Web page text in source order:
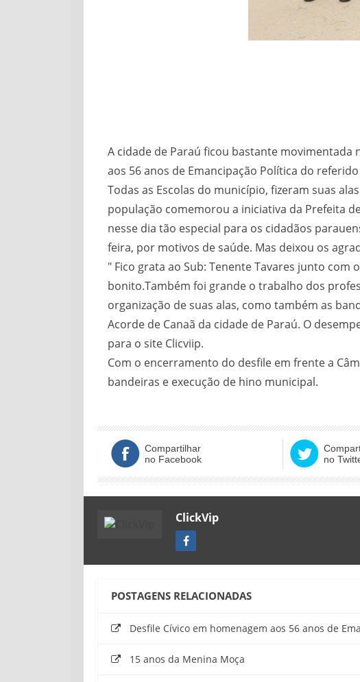
A cidade de Paraú ficou bastante movimentada
aos 56 anos de Emancipação Política do
Todas as Escolas do município, fizeram suas
população comemorou a iniciativa da Prefeita
nesse dia tão especial para os cidadãos
feira, por motivos de saúde. Mas deixou os
" Fico grata ao Sub: Tenente Tavares junto
bonito.Também foi grande o trabalho dos
organização de suas alas, como também as
Acorde de Canaã da cidade de Paraú. O
para o site Clicviip.
Com o encerramento do desfile em frente a
bandeiras e execução de hino municipal.
Compartilhar
no Facebook
no
ClickVip
POSTAGENS RELACIONADAS
Desfile Cívico em homenagem aos 56 anos de
15 anos da Menina Moça